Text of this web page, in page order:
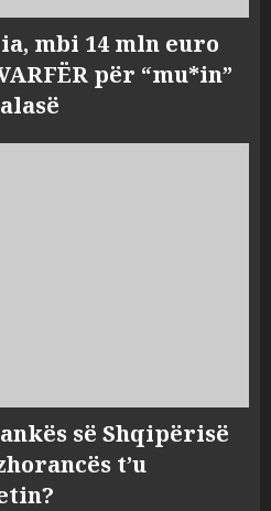
mbi 14 mln euro
për “mu*in”
së Shqipërisë
t’u